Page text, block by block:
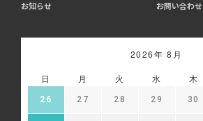
お知らせ お問い合わせ
2026年 8月
日 月 火 水 木
26 27 28 29 30